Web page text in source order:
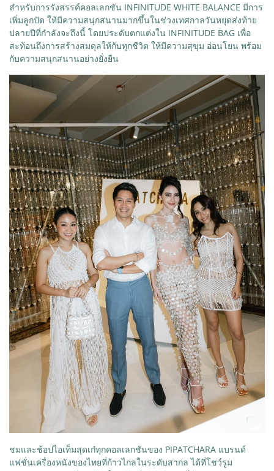
สำหรับการรังสรรค์คอลเลกชัน INFINITUDE WHITE BALANCE มีการ
เพิ่มลูกปัด ให้มีความสนุกสนานมากขึ้นในช่วงเทศกาลวันหยุดส่งท้าย
ปลายปีที่กำลังจะถึงนี้ โดยประดับตกแต่งใน INFINITUDE BAG เพื่อ
สะท้อนถึงการสร้างสมดุลให้กับทุกชีวิต ให้มีความสุขุม อ่อนโยน พร้อม
กับความสนุกสนานอย่างยั่งยืน
ชมและช้อปไอเท็มสุดเก๋ทุกคอลเลกชันของ PIPATCHARA แบรนด์
แฟชั่นเครื่องหนังของไทยที่ก้าวไกลในระดับสากล ได้ที่โชว์รูม